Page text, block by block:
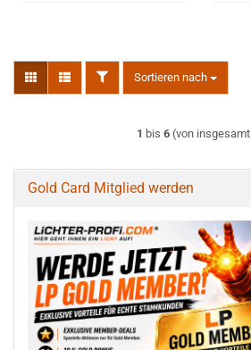
FILTERSortieren nach
Sortieren nach
1 bis 6 (von insgesamt
Gold Card Mitglied werden